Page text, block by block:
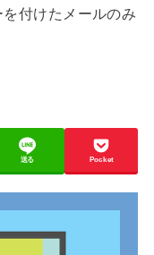
付けたメールのみ
送る Pocket